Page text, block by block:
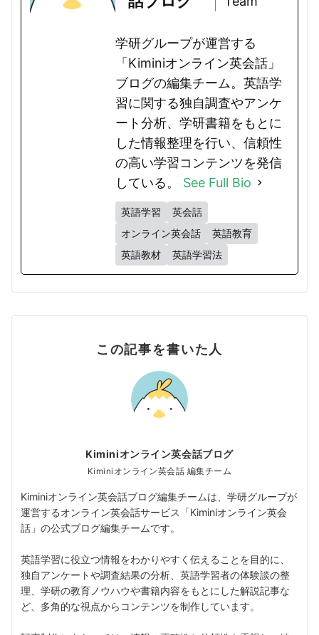
学研グループが運営する
「Kiminiオンライン英会話」
ブログの編集チーム。英語学
習に関する独自調査やアンケ
ート分析、学研書籍をもとに
した情報整理を行い、信頼性
の高い学習コンテンツを発信
している。 See Full Bio
英語学習
英会話
オンライン英会話
英語教育
英語教材
英語学習法
この記事を書いた人
Kiminiオンライン英会話ブログ
Kiminiオンライン英会話 編集チーム
Kiminiオンライン英会話ブログ編集チームは、学研グループが
運営するオンライン英会話サービス「Kiminiオンライン英会
話」の公式ブログ編集チームです。
英語学習に役立つ情報をわかりやすく伝えることを目的に、
独自アンケートや調査結果の分析、英語学習者の体験談の整
理、学研の教育ノウハウや書籍内容をもとにした解説記事な
ど、多角的な視点からコンテンツを制作しています。